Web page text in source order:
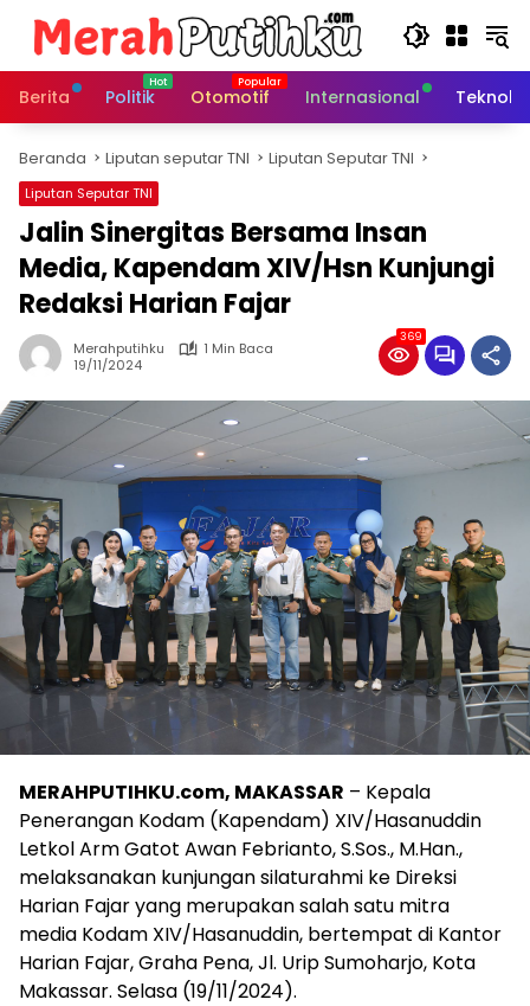
konten
Berita
Politik Otomotif Internasional
Beranda Liputan seputar TNI Liputan Seputar TNI
Liputan Seputar TNI
Jalin Sinergitas Bersama Insan
Media, Kapendam XIV/Hsn Kunjungi
Redaksi Harian Fajar
Merahputihku
1 Min Baca
19/11/2024
369
MERAHPUTIHKU.com, MAKASSAR – Kepala
Penerangan Kodam (Kapendam) XIV/Hasanuddin
Letkol Arm Gatot Awan Febrianto, S.Sos., M.Han.,
melaksanakan kunjungan silaturahmi ke Direksi
Harian Fajar yang merupakan salah satu mitra
media Kodam XIV/Hasanuddin, bertempat di Kantor
Harian Fajar, Graha Pena, Jl. Urip Sumoharjo, Kota
Makassar. Selasa (19/11/2024).